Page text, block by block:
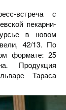
встреча с
пекарни-
в новом
42/13. По
формате: 25
Продукция
Тараса